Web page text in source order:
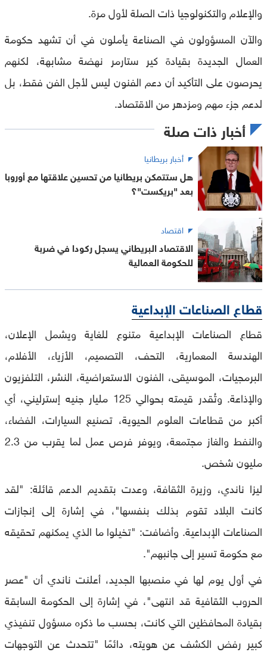
والإعلام والتكنولوجيا ذات الصلة لأول مرة.
والآن المسؤولون في الصناعة يأملون في أن تشهد حكومة
العمال الجديدة بقيادة كير ستارمر نهضة مشابهة، لكنهم
يحرصون على التأكيد أن دعم الفنون ليس لأجل الفن فقط، بل
لدعم جزء مهم ومزدهر من الاقتصاد.
أخبار ذات صلة
أخبار بريطانيا
هل ستتمكن بريطانيا من تحسين علاقتها مع أوروبا
بعد "بريكست"؟
اقتصاد
الاقتصاد البريطاني يسجل ركودا في ضربة
للحكومة العمالية
قطاع الصناعات الإبداعية
قطاع الصناعات الإبداعية متنوع للغاية ويشمل الإعلان،
الهندسة المعمارية، التحف، التصميم، الأزياء، الأفلام،
البرمجيات، الموسيقى، الفنون الاستعراضية، النشر، التلفزيون
والإذاعة. وتُقدر قيمته بحوالي 125 مليار جنيه إسترليني، أي
أكبر من قطاعات العلوم الحيوية، تصنيع السيارات، الفضاء،
والنفط والغاز مجتمعة، ويوفر فرص عمل لما يقرب من 2.3
مليون شخص.
ليزا ناندي، وزيرة الثقافة، وعدت بتقديم الدعم قائلة: "لقد
كانت البلاد تقوم بذلك بنفسها"، في إشارة إلى إنجازات
الصناعات الإبداعية. وأضافت: "تخيلوا ما الذي يمكنهم تحقيقه
مع حكومة تسير إلى جانبهم".
في أول يوم لها في منصبها الجديد، أعلنت ناندي أن "عصر
الحروب الثقافية قد انتهى"، في إشارة إلى الحكومة السابقة
بقيادة المحافظين التي كانت، بحسب ما ذكره مسؤول تنفيذي
كبير رفض الكشف عن هويته، دائمًا "تتحدث عن التوجهات